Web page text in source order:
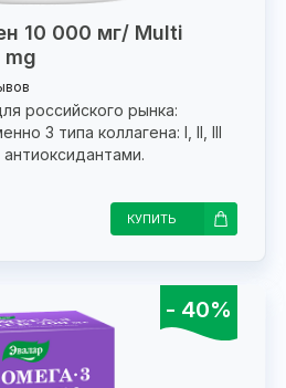
10 000 мг/ Multi
mg
российского рынка:
3 типа коллагена: I, II, III
КУПИТЬ
- 40%